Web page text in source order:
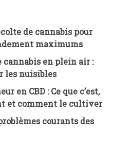
de cannabis pour
maximums
en plein air :
les nuisibles
en CBD : Ce que c’est,
et comment le cultiver
courants des